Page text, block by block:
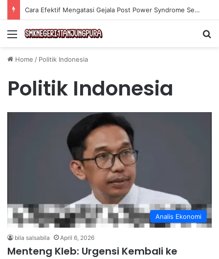
Cara Efektif Mengatasi Gejala Post Power Syndrome Setelah Pensiun Kerja
Menu
Home / Politik Indonesia
Politik Indonesia
Analis Ekonomi
bila salsabila April 6, 2026
Menteng Kleb: Urgensi Kembali ke